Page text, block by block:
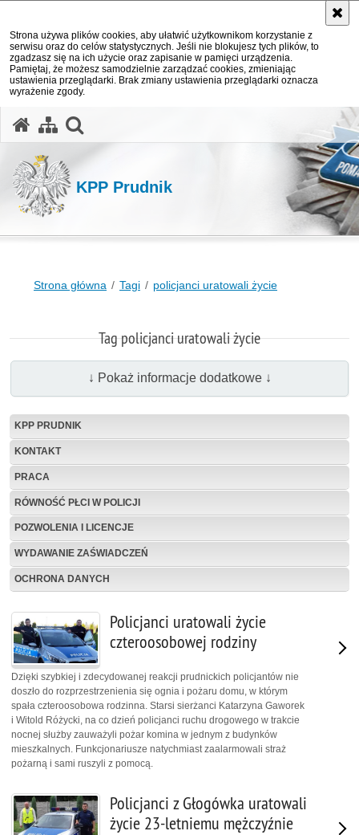
Strona używa plików cookies, aby ułatwić użytkownikom korzystanie z
serwisu oraz do celów statystycznych. Jeśli nie blokujesz tych plików, to
zgadzasz się na ich użycie oraz zapisanie w pamięci urządzenia.
Pamiętaj, że możesz samodzielnie zarządzać cookies, zmieniając
ustawienia przeglądarki. Brak zmiany ustawienia przeglądarki oznacza
wyrażenie zgody.
KPP Prudnik
Strona główna Tagi policjanci uratowali życie
Tag policjanci uratowali życie
↓ Pokaż informacje dodatkowe ↓
KPP PRUDNIK
KONTAKT
PRACA
RÓWNOŚĆ PŁCI W POLICJI
POZWOLENIA I LICENCJE
WYDAWANIE ZAŚWIADCZEŃ
OCHRONA DANYCH
Policjanci uratowali życie
czteroosobowej rodziny
Dzięki szybkiej i zdecydowanej reakcji prudnickich policjantów nie
doszło do rozprzestrzenienia się ognia i pożaru domu, w którym
spała czteroosobowa rodzinna. Starsi sierżanci Katarzyna Gaworek
i Witold Różycki, na co dzień policjanci ruchu drogowego w trakcie
nocnej służby zauważyli pożar komina w jednym z budynków
mieszkalnych. Funkcjonariusze natychmiast zaalarmowali straż
pożarną i sami ruszyli z pomocą.
Policjanci z Głogówka uratowali
życie 23-letniemu mężczyźnie